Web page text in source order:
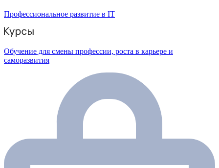
Профессиональное развитие в IT
Обучение для смены профессии, роста в карьере и
саморазвития